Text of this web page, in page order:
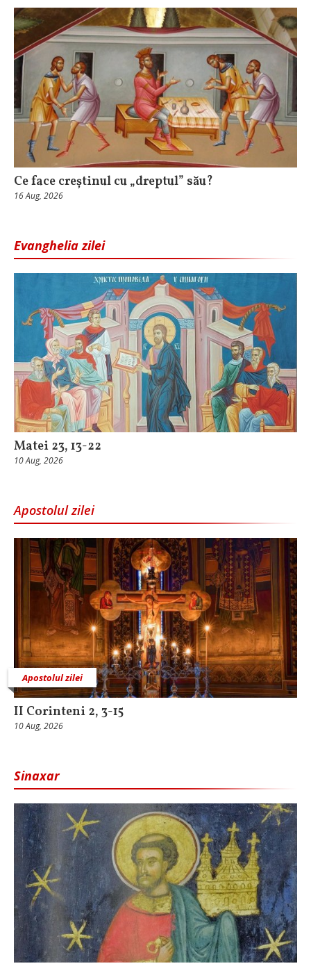
Ce face creștinul cu „dreptul” său?
16 Aug, 2026
Evanghelia zilei
Matei 23, 13-22
10 Aug, 2026
Apostolul zilei
Apostolul zilei
II Corinteni 2, 3-15
10 Aug, 2026
Sinaxar